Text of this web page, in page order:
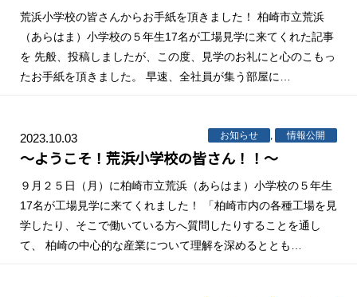
荒浜小学校の皆さんからお手紙を頂きました！ 柏崎市立荒浜
（あらはま）小学校の５年生17名が工場見学に来てくれた記事
を 先般、投稿しましたが、この度、見学のお礼にと心のこもっ
たお手紙を頂きました。 早速、全社員が集う部屋に…
2023.10.03 お知らせ 情報公開
～ようこそ！荒浜小学校の皆さん！！～
９月２５日（月）に柏崎市立荒浜（あらはま）小学校の５年生
17名が工場見学に来てくれました！ 「柏崎市内の各種工場を見
学したり、そこで働いている方へ質問したりすることを通し
て、 柏崎の中心的な産業について理解を深めるととも…